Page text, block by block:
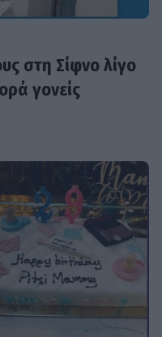
στη Σίφνο λίγο
γονείς